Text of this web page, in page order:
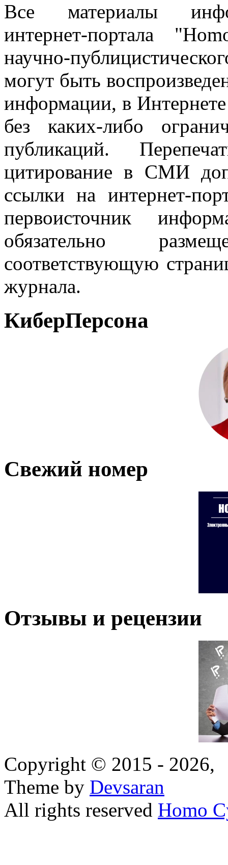
Все материалы
интернет-портала
научно-
могут быть
информации, в
без каких-либо
публикаций.
цитирование в СМИ
ссылки на интернет-
первоисточник
обязательно
соответствующую
журнала.
КиберПерсона
Свежий номер
Отзывы и рецензии
Copyright © 2015 - 2026,
Theme by Devsaran
All rights reserved Homo